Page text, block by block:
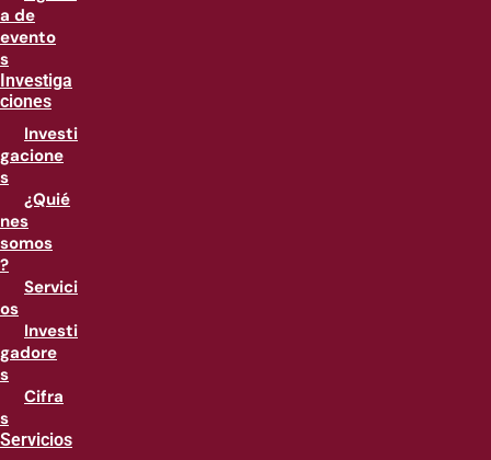
a de
evento
s
Investiga
ciones
Investi
gacione
s
¿Quié
nes
somos
?
Servici
os
Investi
gadore
s
Cifra
s
Servicios